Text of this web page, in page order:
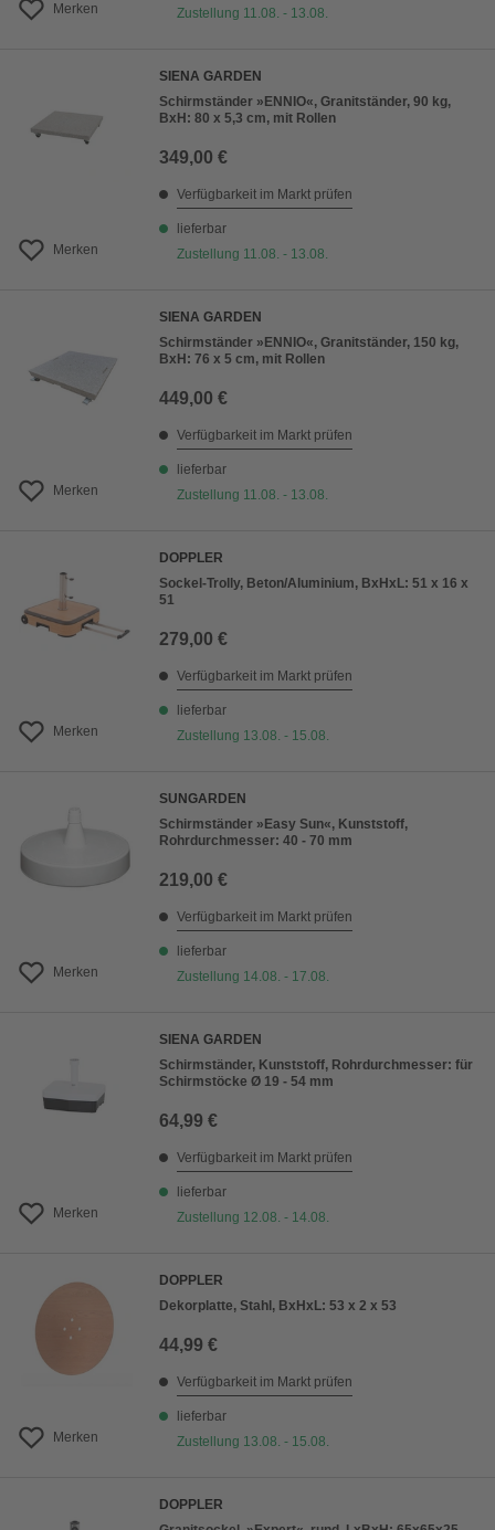
Merken
Zustellung 11.08. - 13.08.
Merken
SIENA GARDEN
Schirmständer »ENNIO«, Granitständer, 90 kg,
BxH: 80 x 5,3 cm, mit Rollen
349,00 €
Verfügbarkeit im Markt prüfen
lieferbar
Zustellung 11.08. - 13.08.
Merken
SIENA GARDEN
Schirmständer »ENNIO«, Granitständer, 150 kg,
BxH: 76 x 5 cm, mit Rollen
449,00 €
Verfügbarkeit im Markt prüfen
lieferbar
Zustellung 11.08. - 13.08.
Merken
DOPPLER
Sockel-Trolly, Beton/Aluminium, BxHxL: 51 x 16 x
51
279,00 €
Verfügbarkeit im Markt prüfen
lieferbar
Zustellung 13.08. - 15.08.
Merken
SUNGARDEN
Schirmständer »Easy Sun«, Kunststoff,
Rohrdurchmesser: 40 - 70 mm
219,00 €
Verfügbarkeit im Markt prüfen
lieferbar
Zustellung 14.08. - 17.08.
Merken
SIENA GARDEN
Schirmständer, Kunststoff, Rohrdurchmesser: für
Schirmstöcke Ø 19 - 54 mm
64,99 €
Verfügbarkeit im Markt prüfen
lieferbar
Zustellung 12.08. - 14.08.
Merken
DOPPLER
Dekorplatte, Stahl, BxHxL: 53 x 2 x 53
44,99 €
Verfügbarkeit im Markt prüfen
lieferbar
Zustellung 13.08. - 15.08.
DOPPLER